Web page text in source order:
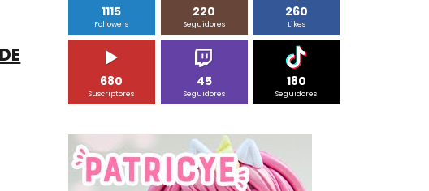
1115
Followers
220
Seguidores
260
Likes
680
Suscriptores
45
Seguidores
180
Seguidores